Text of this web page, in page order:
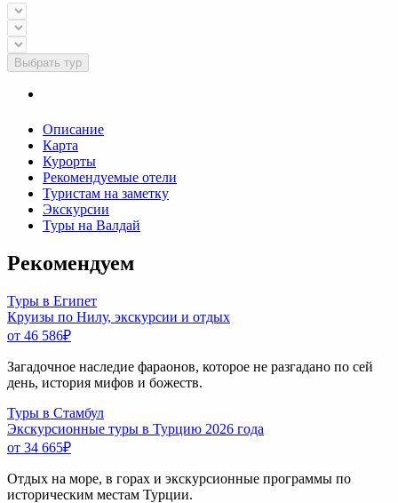
Выбрать тур
Описание
Карта
Курорты
Рекомендуемые отели
Туристам на заметку
Экскурсии
Туры на Валдай
Рекомендуем
Туры в Египет
Круизы по Нилу, экскурсии и отдых
от 46 586₽
Загадочное наследие фараонов, которое не разгадано по сей
день, история мифов и божеств.
Туры в Стамбул
Экскурсионные туры в Турцию 2026 года
от 34 665₽
Отдых на море, в горах и экскурсионные программы по
историческим местам Турции.